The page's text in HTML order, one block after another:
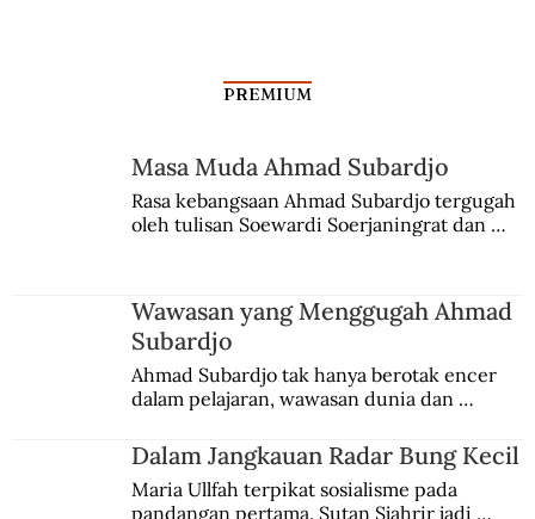
PREMIUM
Masa Muda Ahmad Subardjo
Rasa kebangsaan Ahmad Subardjo tergugah
oleh tulisan Soewardi Soerjaningrat dan
Wawasan yang Menggugah Ahmad
Subardjo
Ahmad Subardjo tak hanya berotak encer
dalam pelajaran, wawasan dunia dan
Jules Verne, Multatuli, hingga Sun Yat-sen.
Dalam Jangkauan Radar Bung Kecil
Maria Ullfah terpikat sosialisme pada
pandangan pertama. Sutan Sjahrir jadi